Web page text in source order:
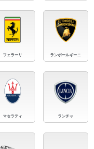
フェラーリ ランボールギーニ
マセラティ ランチャ